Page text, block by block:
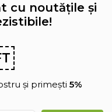
cu noutățile și
și primești 5%